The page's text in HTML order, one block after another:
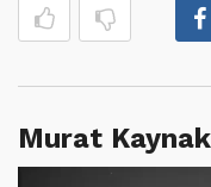
Murat